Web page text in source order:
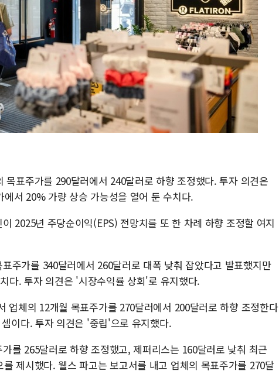
목표주가를 290달러에서 240달러로 하향 조정했다. 투자 의견은
서 20% 가량 상승 가능성을 열어 둔 수치다.
2025년 주당순이익(EPS) 전망치를 또 한 차례 하향 조정할 여지
주가를 340달러에서 260달러로 대폭 낮춰 잡았다고 발표했지만
다. 투자 의견은 '시장수익률 상회'로 유지했다.
업체의 12개월 목표주가를 270달러에서 200달러로 하향 조정한다
이다. 투자 의견은 '중립'으로 유지했다.
를 265달러로 하향 조정했고, 제퍼리스는 160달러로 낮춰 최근
제시했다. 웰스 파고는 보고서를 내고 업체의 목표주가를 270달